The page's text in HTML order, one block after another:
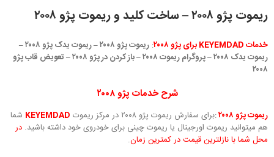
ریموت پژو ۲۰۰۸ – ساخت کلید و ریموت پژو ۲۰۰۸
خدمات KEYEMDAD برای پژو ۲۰۰۸ :
ریموت پژو ۲۰۰۸ – ریموت یدک پژو ۲۰۰۸ –
ریموت یدک ۲۰۰۸ – پروگرام ریموت ۲۰۰۸ – باز کردن در پژو ۲۰۰۸ – تعویض قاب پژو
۲۰۰۸
شرح خدمات پژو ۲۰۰۸
ریموت پژو ۲۰۰۸ :برای سفارش ریموت پژو ۲۰۰۸ در مرکز ریموت KEYEMDADشما
هم میتوانید ریموت اورجینال یا ریموت چینی برای خودروی خود داشته باشید.در
محل شما با نازلترین قیمت در کمترین زمان.